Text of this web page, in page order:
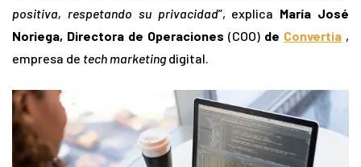
positiva, respetando su privacidad”, explica María José
Noriega, Directora de Operaciones (COO) de Convertia ,
empresa de tech marketing digital.